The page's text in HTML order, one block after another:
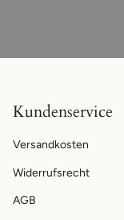
Kundenservice
Versandkosten
Widerrufsrecht
AGB